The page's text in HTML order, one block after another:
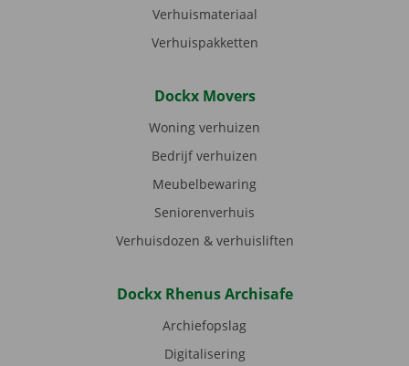
Verhuismateriaal
Verhuispakketten
Dockx Movers
Woning verhuizen
Bedrijf verhuizen
Meubelbewaring
Seniorenverhuis
Verhuisdozen & verhuisliften
Dockx Rhenus Archisafe
Archiefopslag
Digitalisering